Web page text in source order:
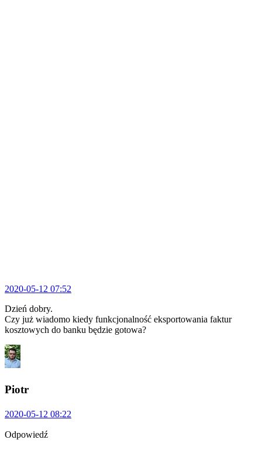
2020-05-12 07:52
Dzień dobry.
Czy już wiadomo kiedy funkcjonalność eksportowania faktur
kosztowych do banku będzie gotowa?
Piotr
2020-05-12 08:22
Odpowiedź